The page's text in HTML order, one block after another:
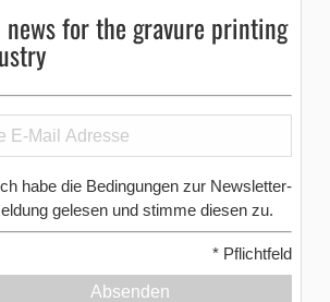
news for the gravure printing
habe die Bedingungen zur Newsletter-
gelesen und stimme diesen zu.
* Pflichtfeld
Absenden